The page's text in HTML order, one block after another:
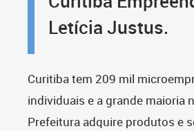
Letícia Justus.
Curitiba tem 209 mil
individuais e a grande maioria
Prefeitura adquire produtos e